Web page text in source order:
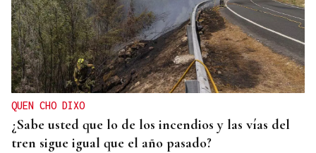
QUEN CHO DIXO
¿Sabe usted que lo de los incendios y las vías del
tren sigue igual que el año pasado?